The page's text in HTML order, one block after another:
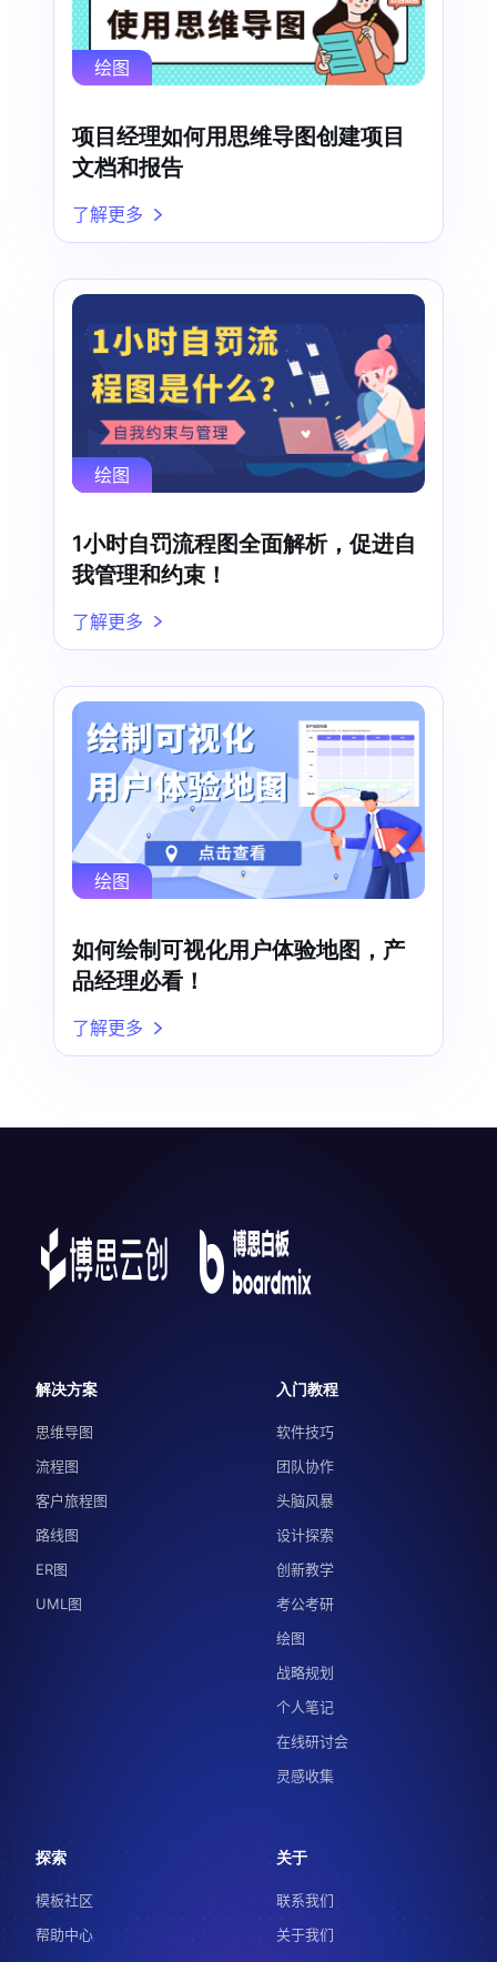
绘图
项目经理如何用思维导图创建项目
文档和报告
了解更多
绘图
1小时自罚流程图全面解析，促进自
我管理和约束！
了解更多
绘图
如何绘制可视化用户体验地图，产
品经理必看！
了解更多
解决方案
思维导图
流程图
客户旅程图
路线图
ER图
UML图
入门教程
软件技巧
团队协作
头脑风暴
设计探索
创新教学
考公考研
绘图
战略规划
个人笔记
在线研讨会
灵感收集
探索
模板社区
帮助中心
关于
联系我们
关于我们